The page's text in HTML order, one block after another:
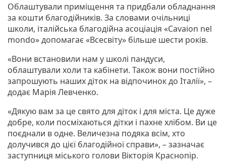
Облаштували приміщення та придбали обладнання
за кошти благодійників. За словами очільниці
школи, італійська благодійна асоціація «Cavaion nel
mondo» допомагає «Всесвіту» більше шести років.
«Вони встановили нам у школі пандуси,
облаштували холи та кабінети. Також вони постійно
запрошують наших діток на відпочинок до Італії», –
додає Марія Левченко.
«Дякую вам за це свято для діток і для міста. Це дуже
добре, коли посміхаються дітки і пахне хлібом. Ви це
поєднали в одне. Величезна подяка всім, хто
долучився до цієї благодійної справи», – зазначає
заступниця міського голови Вікторія Краснопір.